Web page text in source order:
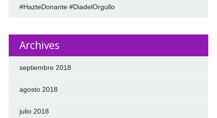
#HazteDonante #DiadelOrgullo
Archives
septiembre 2018
agosto 2018
julio 2018